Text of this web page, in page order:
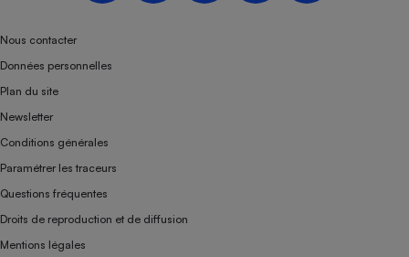
Nous contacter
Données personnelles
Plan du site
Newsletter
Conditions générales
Paramétrer les traceurs
Questions fréquentes
Droits de reproduction et de diffusion
Mentions légales